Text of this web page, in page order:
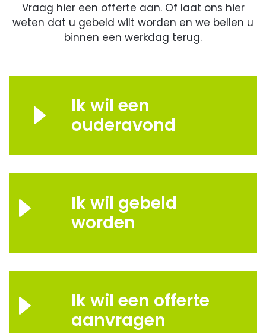
Vraag hier een offerte aan. Of laat ons hier
weten dat u gebeld wilt worden en we bellen u
binnen een werkdag terug.
Ik wil een
ouderavond
Ik wil gebeld
worden
Ik wil een offerte
aanvragen